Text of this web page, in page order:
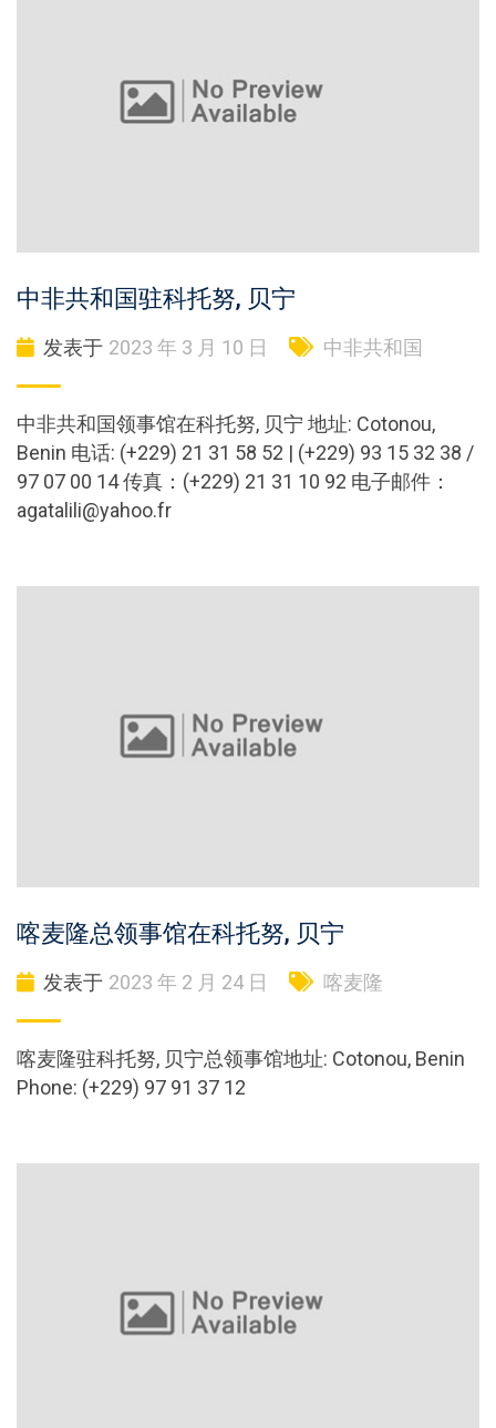
中非共和国驻科托努, 贝宁
发表于 2023 年 3 月 10 日 中非共和国
中非共和国领事馆在科托努, 贝宁 地址: Cotonou,
Benin 电话: (+229) 21 31 58 52 | (+229) 93 15 32 38 /
97 07 00 14 传真：(+229) 21 31 10 92 电子邮件：
agatalili@yahoo.fr
喀麦隆总领事馆在科托努, 贝宁
发表于 2023 年 2 月 24 日 喀麦隆
喀麦隆驻科托努, 贝宁总领事馆地址: Cotonou, Benin
Phone: (+229) 97 91 37 12